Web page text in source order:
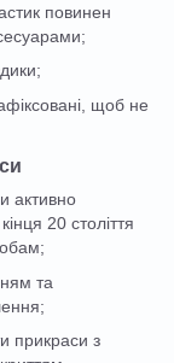
повинен
щоб не
активно
20 століття
та
прикраси з